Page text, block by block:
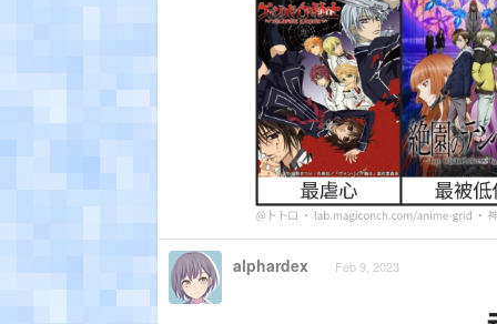
alphardex Feb 9, 2023